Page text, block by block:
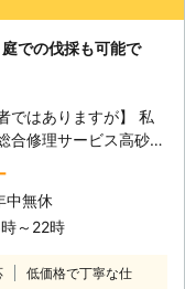
った。家や土地を売却
す。きちんと管理する
ブルを防止するためと
に伐採を検討すること
木の大きさ、太さにも
採作業には時間がかか
すので、計画的にご検
での伐採も可能で
ではありますが】 私
合修理サービス高砂店
りや鍵開けなどを取り
。しかし、これら以外
は多数あるのです。伐
として皆さまにご利
したら、ぜひとも私た
中無休
～22時
低価格で丁寧な仕